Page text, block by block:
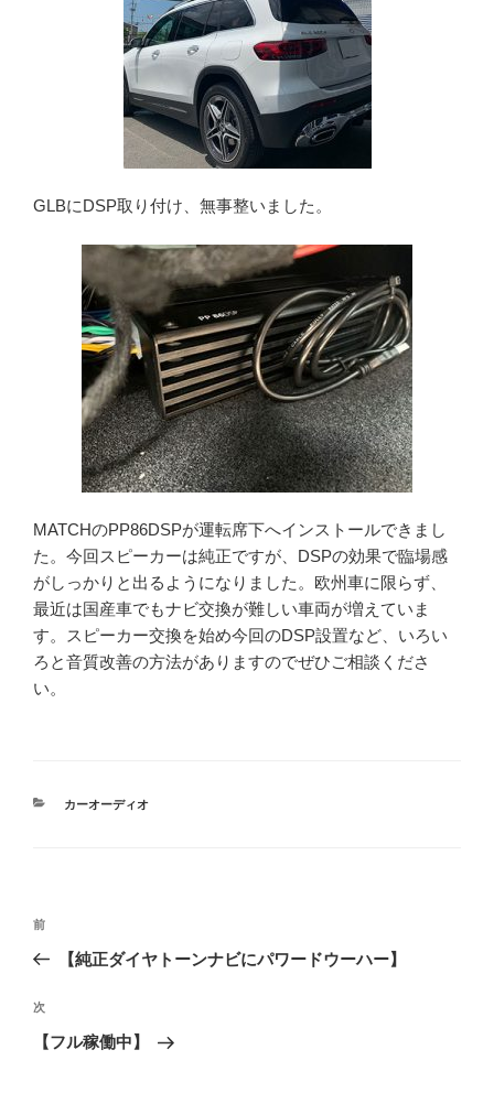
GLBにDSP取り付け、無事整いました。
MATCHのPP86DSPが運転席下へインストールできまし
た。今回スピーカーは純正ですが、DSPの効果で臨場感
がしっかりと出るようになりました。欧州車に限らず、
最近は国産車でもナビ交換が難しい車両が増えていま
す。スピーカー交換を始め今回のDSP設置など、いろい
ろと音質改善の方法がありますのでぜひご相談くださ
い。
カ
カーオーディオ
投
ビ
ゲ
過
去
投
稿
前
【純正ダイヤトーンナビにパワードウーハー】
次
の
次
【フル稼働中】